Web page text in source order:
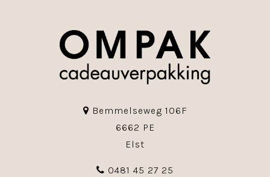
Bemmelseweg 106F
6662 PE
Elst
0481 45 27 25